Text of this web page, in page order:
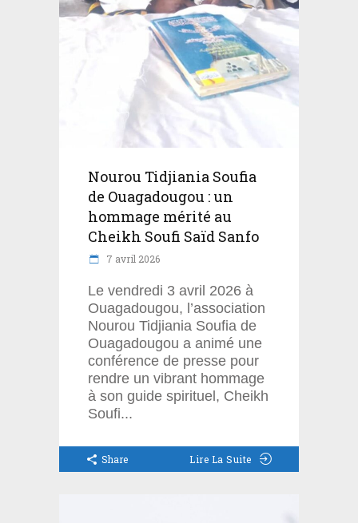
Nourou Tidjiania Soufia
de Ouagadougou : un
hommage mérité au
Cheikh Soufi Saïd Sanfo
7 avril 2026
Le vendredi 3 avril 2026 à
Ouagadougou, l’association
Nourou Tidjiania Soufia de
Ouagadougou a animé une
conférence de presse pour
rendre un vibrant hommage
à son guide spirituel, Cheikh
Soufi
Share Lire La Suite